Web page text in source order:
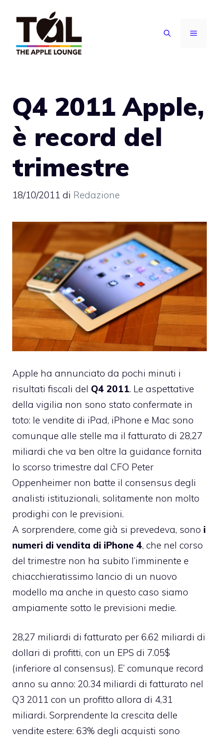
contenuto
MENU
Q4 2011 Apple,
è record del
trimestre
18/10/2011 di Redazione
Apple ha annunciato da pochi minuti i
risultati fiscali del Q4 2011. Le aspettative
della vigilia non sono stato confermate in
toto: le vendite di iPad, iPhone e Mac sono
comunque alle stelle ma il fatturato di 28,27
miliardi che va ben oltre la guidance fornita
lo scorso trimestre dal CFO Peter
Oppenheimer non batte il consensus degli
analisti istituzionali, solitamente non molto
prodighi con le previsioni.
A sorprendere, come già si prevedeva, sono i
numeri di vendita di iPhone 4, che nel corso
del trimestre non ha subito l’imminente e
chiacchieratissimo lancio di un nuovo
modello ma anche in questo caso siamo
ampiamente sotto le previsioni medie.
28,27 miliardi di fatturato per 6.62 miliardi di
dollari di profitti, con un EPS di 7.05$
(inferiore al consensus). E’ comunque record
anno su anno: 20.34 miliardi di fatturato nel
Q3 2011 con un profitto allora di 4,31
miliardi. Sorprendente la crescita delle
vendite estere: 63% degli acquisti sono